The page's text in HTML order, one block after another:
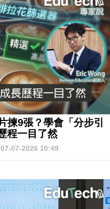
揀9張？學會「分步引
程一目了然
07-2026 10:49